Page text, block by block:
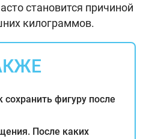
становится причиной
килограммов.
сохранить фигуру после
После каких